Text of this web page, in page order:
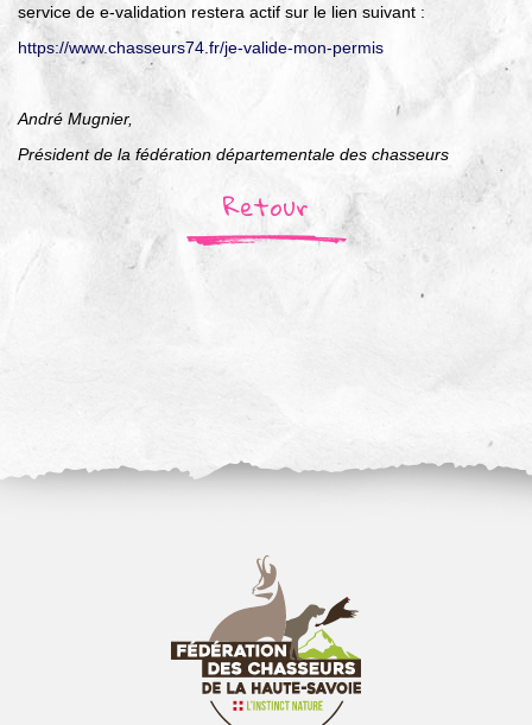
service de e-validation restera actif sur le lien suivant :
https://www.chasseurs74.fr/je-valide-mon-permis
André Mugnier,
Président de la fédération départementale des chasseurs
Retour